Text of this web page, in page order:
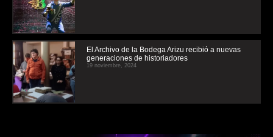
El Archivo de la Bodega Arizu recibió a nuevas
generaciones de historiadores
19 noviembre, 2024